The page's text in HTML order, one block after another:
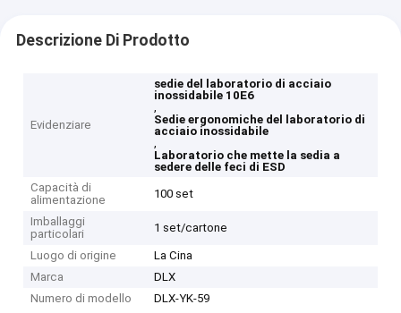
Descrizione Di Prodotto
Evidenziare
sedie del laboratorio di acciaio
inossidabile 10E6
,
Sedie ergonomiche del laboratorio di
acciaio inossidabile
,
Laboratorio che mette la sedia a
sedere delle feci di ESD
Capacità di
alimentazione
100 set
Imballaggi
particolari
1 set/cartone
Luogo di origine
La Cina
Marca
DLX
Numero di modello
DLX-YK-59